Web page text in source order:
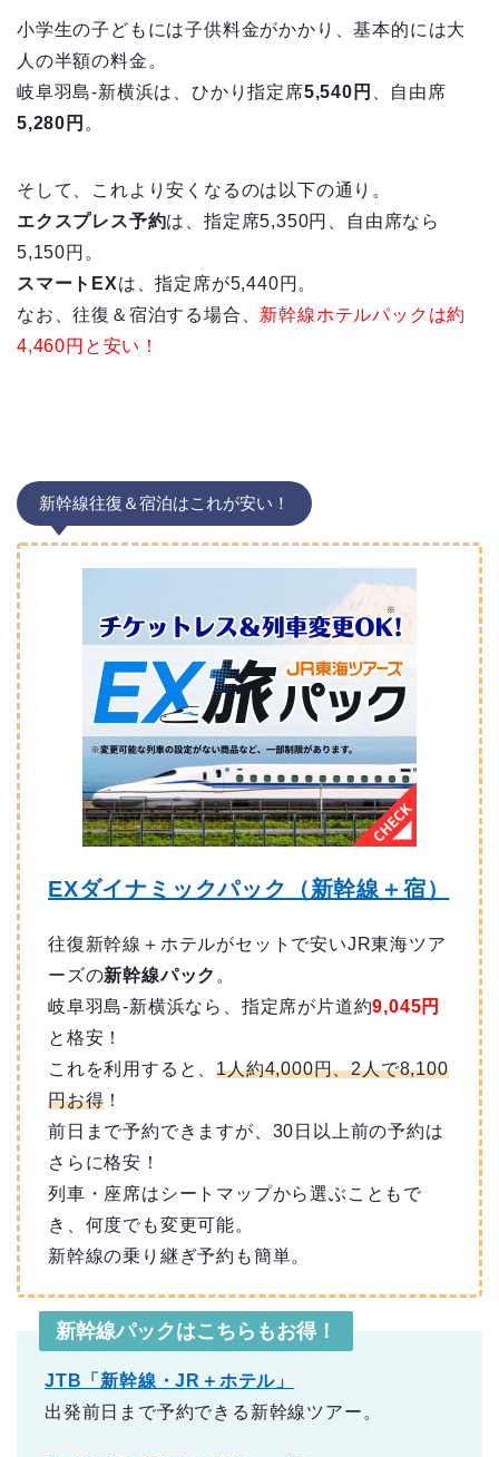
小学生の子どもには子供料金がかかり、基本的には大
人の半額の料金。
岐阜羽島-新横浜は、ひかり指定席5,540円
、自由席
5,280円 。
そして、これより安くなるのは以下の通り。
エクスプレス予約は、指定席5,350円、自由席なら
5,150円。
スマートEXは、指定席が5,440円。
なお、往復＆宿泊する場合、 新幹線ホテルパックは約
4,460円と安い！
新幹線往復＆宿泊はこれが安い！
EXダイナミックパック（新幹線＋宿）
往復新幹線＋ホテルがセットで安いJR東海ツア
ーズの新幹線パック 。
岐阜羽島-新横浜なら、指定席が片道約9,045円
と格安！
これを利用すると、1人約4,000円、2人で8,100
円お得 ！
前日まで予約できますが、30日以上前の予約は
さらに格安！
列車・座席はシートマップから選ぶこともで
き、何度でも変更可能。
新幹線の乗り継ぎ予約も簡単。
新幹線パックはこちらもお得！
JTB「新幹線・JR＋ホテル」
出発前日まで予約できる新幹線ツアー。